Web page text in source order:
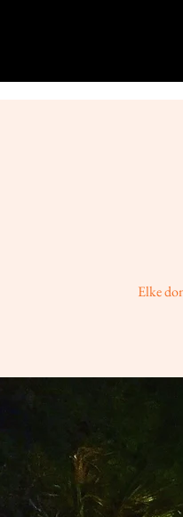
Elke